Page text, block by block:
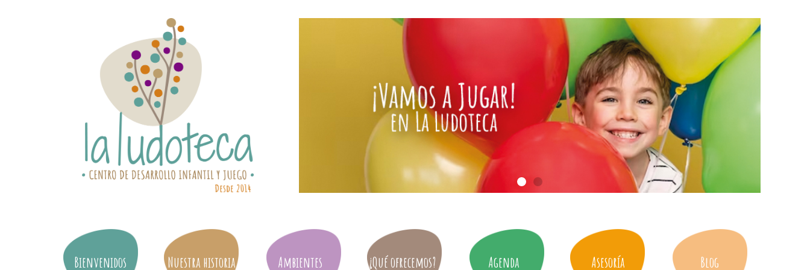
Bienvenidos Nuestra historia Ambientes ¿Qué ofrecemos? Agenda Asesoría Blog